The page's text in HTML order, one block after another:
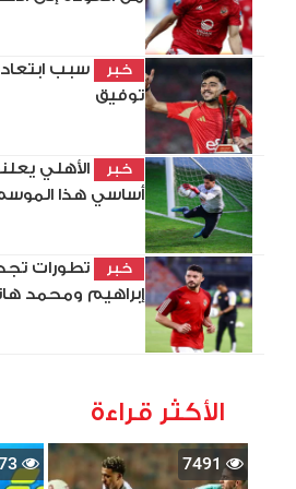
خبر
سبب
توفيق
خبر
الأهلي
أساسي هذا
خبر
تطورات
إبراهيم ومحمد
الأكثر قراءة
7491